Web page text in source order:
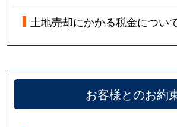
土地売却にかかる税金につい
お客様とのお約